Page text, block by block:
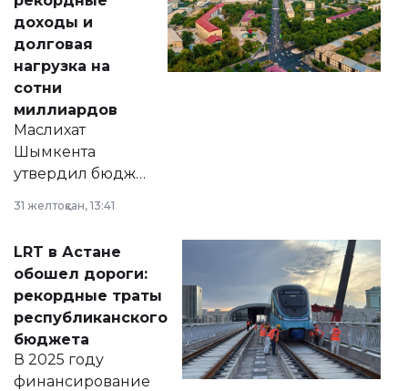
доходы и
долговая
нагрузка на
сотни
миллиардов
Маслихат
Шымкента
утвердил бюджет
2028 годы.
документ
появился в базе
нормативных
правовых актов и
на сайте маслихат
города.
31 желтоқсан, 13:41
LRT в Астане
обошел дороги:
рекордные траты
республиканского
бюджета
В 2025 году
финансирование